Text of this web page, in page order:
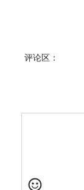
评论区：